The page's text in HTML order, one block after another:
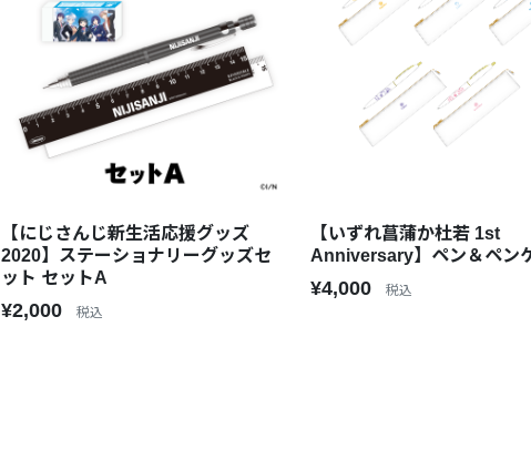
【にじさんじ新生活応援グッズ
2020】ステーショナリーグッズセ
ット セットA
¥2,000 税込
【いずれ菖蒲か杜若 1st
Anniversary】ペン＆ペン
¥4,000 税込